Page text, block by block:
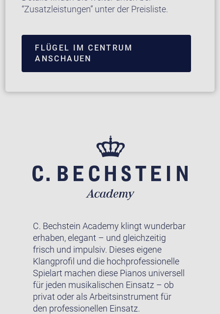
“Zusatzleistungen” unter der Preisliste.
FLÜGEL IM CENTRUM
ANSCHAUEN
C. Bechstein Academy klingt wunderbar
erhaben, elegant – und gleichzeitig
frisch und impulsiv. Dieses eigene
Klangprofil und die hochprofessionelle
Spielart machen diese Pianos universell
für jeden musikalischen Einsatz – ob
privat oder als Arbeitsinstrument für
den professionellen Einsatz.